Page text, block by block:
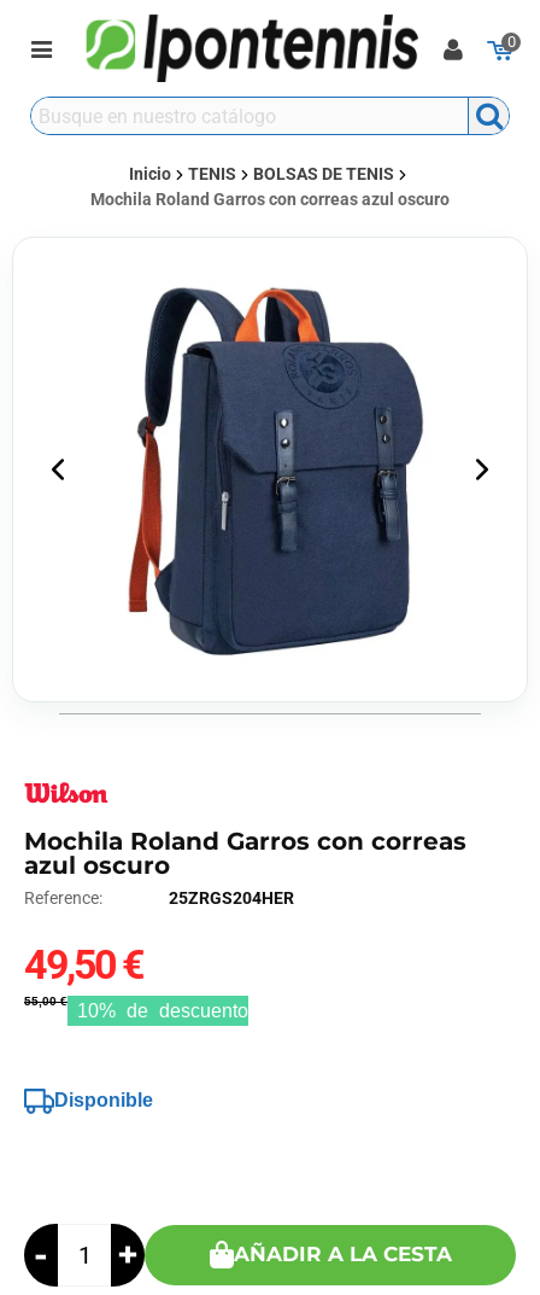
0
Inicio TENIS
BOLSAS DE TENIS
Mochila Roland Garros con correas azul oscuro
Mochila Roland Garros con correas
azul oscuro
Reference: 25ZRGS204HER
49,50 €
55,00 € 10% de descuento
Disponible
- + AÑADIR A LA CESTA